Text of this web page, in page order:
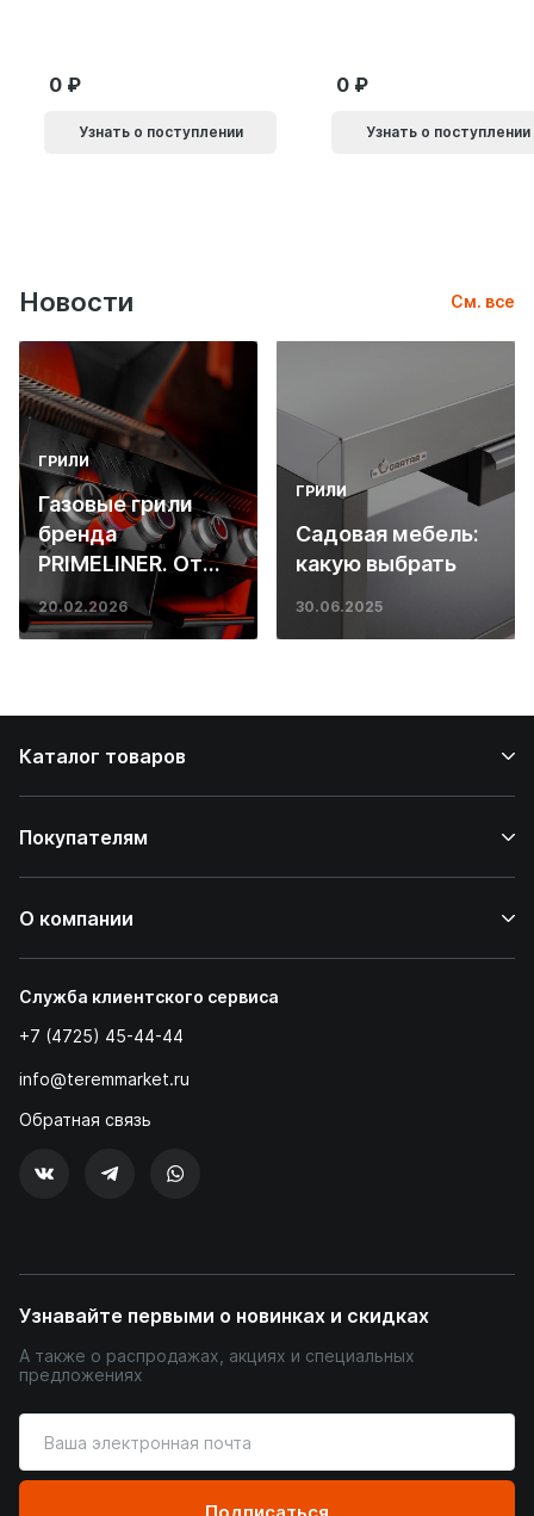
0
Узнать о поступлении
0
Узнать о поступлении
Новости См. все
ГРИЛИ
Газовые грили
бренда
PRIMELINER. От
основ инженерии
до ресторанных
20.02.2026
ГРИЛИ
Садовая мебель:
какую выбрать
30.06.2025
Каталог товаров
Покупателям
О компании
Служба клиентского сервиса
+7 (4725) 45-44-44
info@teremmarket.ru
Обратная связь
Узнавайте первыми о новинках и скидках
А также о распродажах, акциях и специальных
предложениях
ваш
адрес
Подписаться